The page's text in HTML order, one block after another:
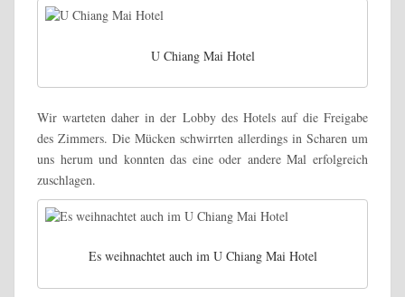
U Chiang Mai Hotel
Wir warteten daher in der Lobby des Hotels auf die Freigabe
des Zimmers. Die Mücken schwirrten allerdings in Scharen um
uns herum und konnten das eine oder andere Mal erfolgreich
zuschlagen.
Es weihnachtet auch im U Chiang Mai Hotel